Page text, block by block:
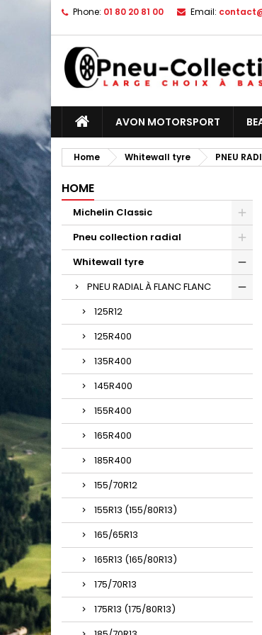
Phone: 01 80 20 81 00 Email:
AVON MOTORSPORT
Home Whitewall tyre PNEU
HOME
Michelin Classic
Pneu collection radial
Whitewall tyre
PNEU RADIAL À FLANC FLANC
125R12
125R400
135R400
145R400
155R400
165R400
185R400
155/70R12
155R13 (155/80R13)
165/65R13
165R13 (165/80R13)
175/70R13
175R13 (175/80R13)